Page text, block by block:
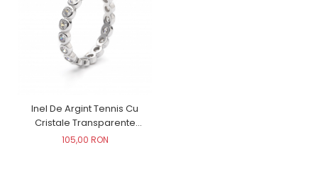
Inel De Argint Tennis Cu
Cristale Transparente
Rotunde
105,00 RON